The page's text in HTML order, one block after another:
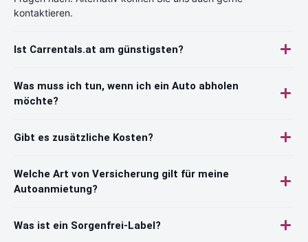
kontaktieren.
Ist Carrentals.at am günstigsten?
Was muss ich tun, wenn ich ein Auto abholen
möchte?
Gibt es zusätzliche Kosten?
Welche Art von Versicherung gilt für meine
Autoanmietung?
Was ist ein Sorgenfrei-Label?